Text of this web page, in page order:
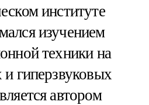
институте
изучением
техники на
и гиперзвуковых
автором